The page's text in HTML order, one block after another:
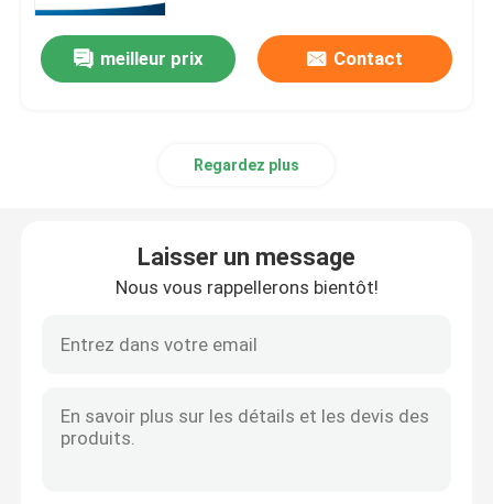
Maison
Produits
meilleur prix Contact
Regardez plus
Laisser un message
Nous vous rappellerons bientôt!